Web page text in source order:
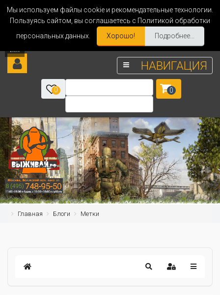
Мы используем файлы cookie и рекомендательные технологии.
Пользуясь сайтом, вы соглашаетесь с Политикой обработки
персональных данных.
Хорошо! Подробнее...
НАВИГАЦИЯ
0 0
Главная Блоги Метки